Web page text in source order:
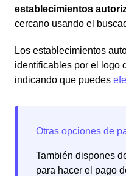
establecimientos
cercano usando el
Los establecimientos
identificables por el logo
indicando que puedes
También dispones
para hacer el pago